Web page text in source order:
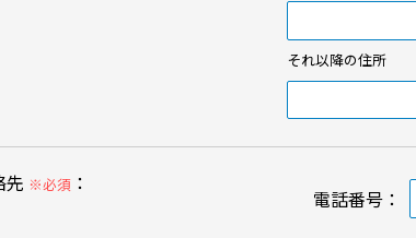
それ以降の住所
先 ※必須 ：
電話番号 ：